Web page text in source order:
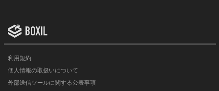
利用規約
個人情報の取扱いについて
外部送信ツールに関する公表事項